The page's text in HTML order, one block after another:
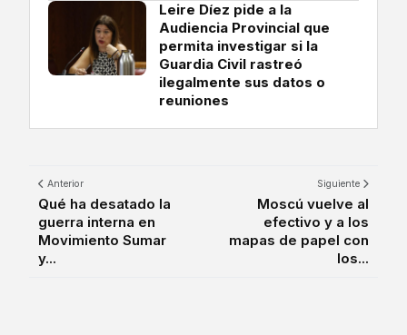
Leire Díez pide a la
Audiencia Provincial que
permita investigar si la
Guardia Civil rastreó
ilegalmente sus datos o
reuniones
Anterior
Qué ha desatado la
guerra interna en
Movimiento Sumar
y...
Siguiente
Moscú vuelve al
efectivo y a los
mapas de papel con
los...